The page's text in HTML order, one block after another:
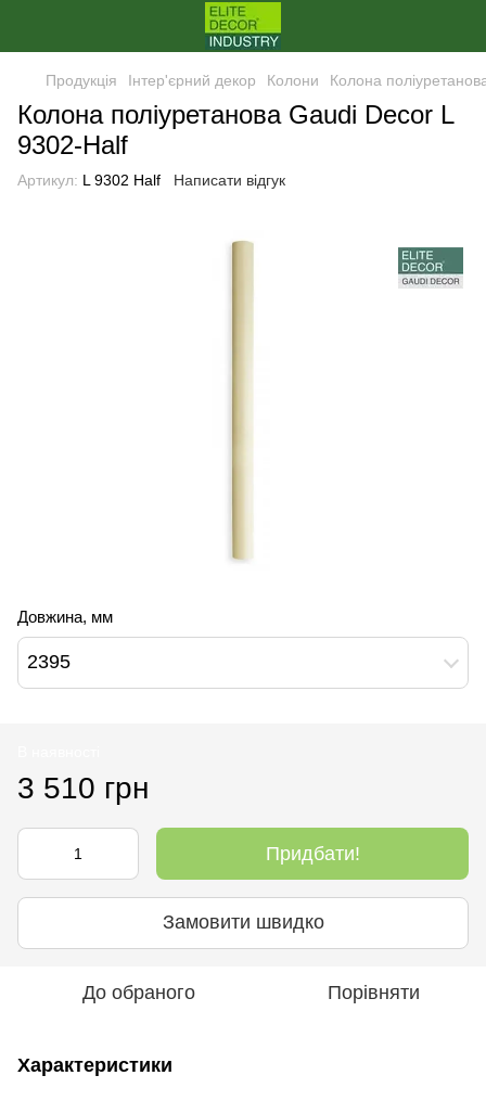
Продукція Інтер'єрний декор Колони Колона
Колона поліуретанова Gaudi Decor L
9302-Half
Артикул: L 9302 Half Написати відгук
Довжина, мм
2395
3 510 грн
Придбати!
Замовити швидко
До обраного Порівняти
Характеристики